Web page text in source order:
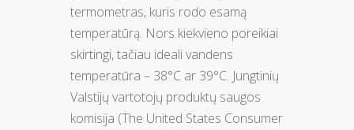
termometras, kuris rodo esamą
temperatūrą. Nors kiekvieno poreikiai
skirtingi, tačiau ideali vandens
temperatūra – 38°C ar 39°C. Jungtinių
Valstijų vartotojų produktų saugos
komisija (The United States Consumer